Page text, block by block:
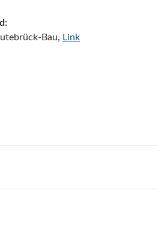
Bau, Link